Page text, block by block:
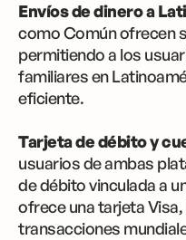
Envíos de dinero a
como Común ofrecen
permitiendo a los
familiares en
eficiente.
Tarjeta de débito y
usuarios de ambas
de débito vinculada a
ofrece una tarjeta
transacciones